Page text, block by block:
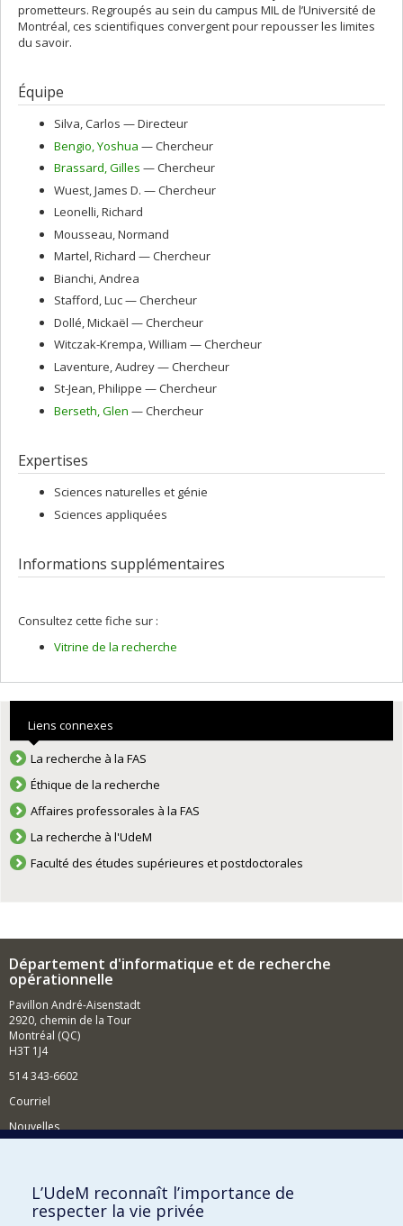
prometteurs. Regroupés au sein du campus MIL de l’Université de
Montréal, ces scientifiques convergent pour repousser les limites
du savoir.
Équipe
Silva, Carlos — Directeur
Bengio, Yoshua — Chercheur
Brassard, Gilles — Chercheur
Wuest, James D. — Chercheur
Leonelli, Richard
Mousseau, Normand
Martel, Richard — Chercheur
Bianchi, Andrea
Stafford, Luc— Chercheur
Dollé, Mickaël — Chercheur
Witczak-Krempa, William — Chercheur
Laventure, Audrey— Chercheur
St-Jean, Philippe — Chercheur
Berseth, Glen — Chercheur
Expertises
Sciences naturelles et génie
Sciences appliquées
Informations supplémentaires
Consultez cette fiche sur :
Vitrine de la recherche
Liens connexes
La recherche à la FAS
Éthique de la recherche
Affaires professorales à la FAS
La recherche à l'UdeM
Faculté des études supérieures et postdoctorales
Département d'informatique et de recherche
opérationnelle
Pavillon André-Aisenstadt
2920, chemin de la Tour
Montréal (QC)
H3T 1J4
514 343-6602
Courriel
Nouvelles
Comment soutenir le Département?
BESOIN D'AIDE?
L’UdeM reconnaît l’importance de
respecter la vie privée